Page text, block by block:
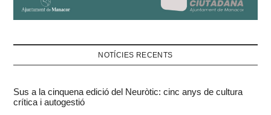
NOTÍCIES RECENTS
Sus a la cinquena edició del Neuròtic: cinc anys de cultura
crítica i autogestió